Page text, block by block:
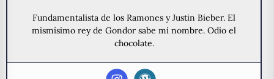
Fundamentalista de los Ramones y Justin Bieber. El
mismísimo rey de Gondor sabe mí nombre. Odio el
chocolate.